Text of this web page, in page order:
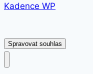
Kadence WP
Spravovat souhlas